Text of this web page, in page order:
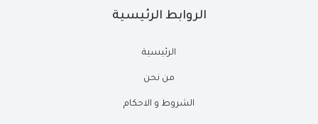
الروابط الرئيسية
الرئيسية
من نحن
الشروط و الاحكام